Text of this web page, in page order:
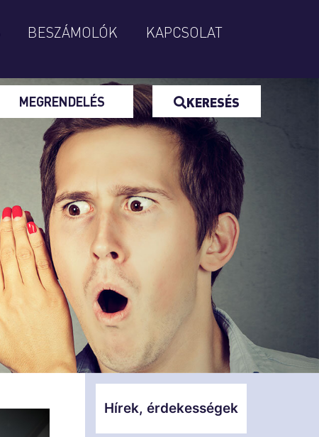
BESZÁMOLÓK KAPCSOLAT
MEGRENDELÉS KERESÉS
Hírek, érdekességek